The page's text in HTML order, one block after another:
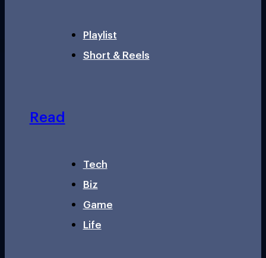
Playlist
Short & Reels
Read
Tech
Biz
Game
Life